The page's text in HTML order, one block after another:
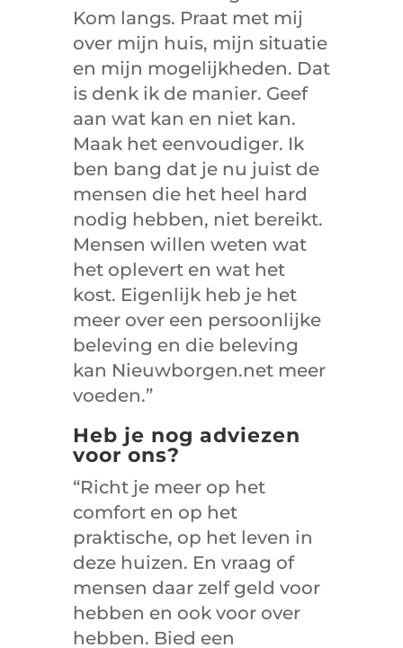
Kom langs. Praat met mij
over mijn huis, mijn situatie
en mijn mogelijkheden. Dat
is denk ik de manier. Geef
aan wat kan en niet kan.
Maak het eenvoudiger. Ik
ben bang dat je nu juist de
mensen die het heel hard
nodig hebben, niet bereikt.
Mensen willen weten wat
het oplevert en wat het
kost. Eigenlijk heb je het
meer over een persoonlijke
beleving en die beleving
kan Nieuwborgen.net meer
voeden.”
Heb je nog adviezen
voor ons?
“Richt je meer op het
comfort en op het
praktische, op het leven in
deze huizen. En vraag of
mensen daar zelf geld voor
hebben en ook voor over
hebben. Bied een